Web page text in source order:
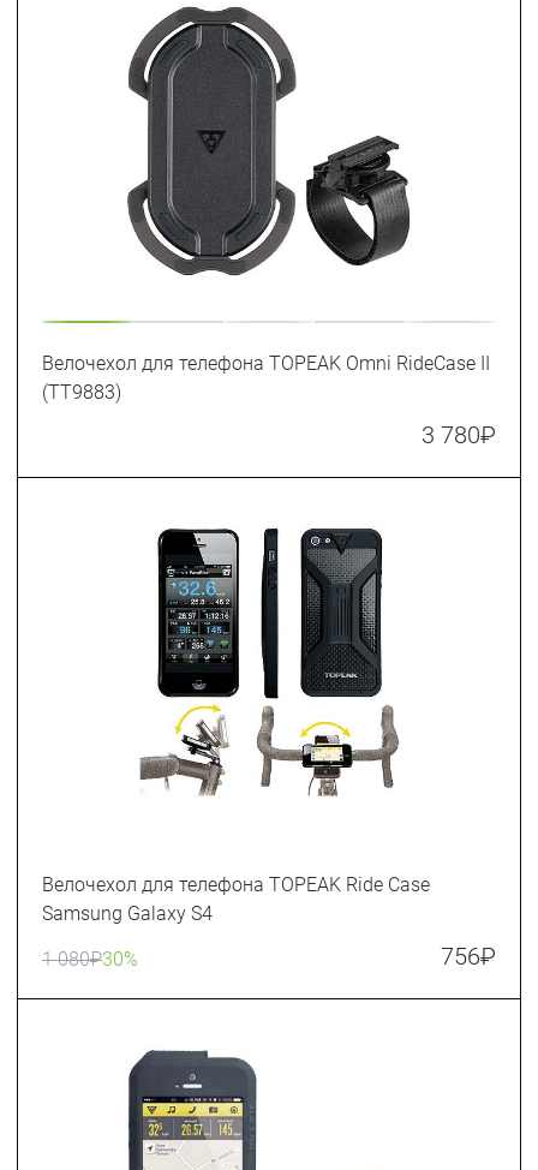
Велочехол для телефона TOPEAK Omni RideCase II
(TT9883)
3 780₽
Велочехол для телефона TOPEAK Ride Case
Samsung Galaxy S4
1 080₽30% 756₽